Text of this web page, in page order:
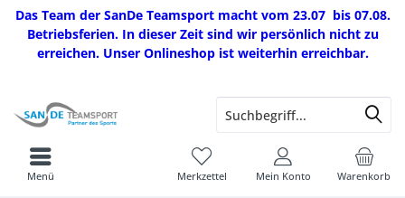
Das Team der SanDe Teamsport macht vom 23.07 bis 07.08.
Betriebsferien. In dieser Zeit sind wir persönlich nicht zu
erreichen. Unser Onlineshop ist weiterhin erreichbar.
Warenkorb
Merkzettel Mein Konto
Menü